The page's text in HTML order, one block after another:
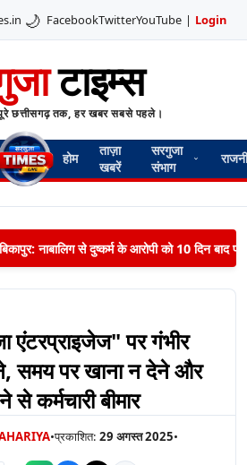
🌙 FacebookTwitterYouTube | Login
टाइम्स
छत्तीसगढ़ तक, हर खबर सबसे पहले।
होम
ताज़ा
खबरें
सरगुजा
संभाग
नाबालिग से दुष्कर्म के आरोपी को 10 दिन बाद
एंटरप्राइजेज" पर गंभीर
समय पर खाना न देने और
कर्मचारी बीमार
•प्रकाशित: 29 अगस्त 2025•